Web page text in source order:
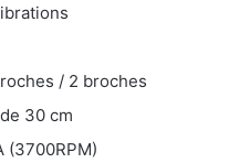
/ 2 broches
30 cm
(3700RPM)